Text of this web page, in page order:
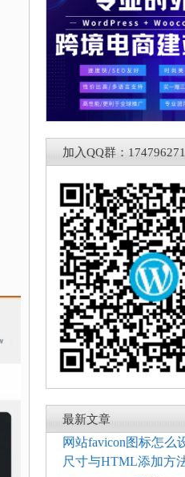
加入QQ群：174796271
最新文章
网站favicon图标怎么
尺寸与HTML添加方